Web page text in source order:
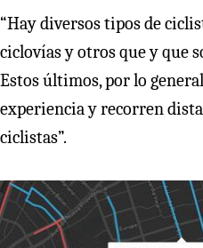
“Hay diversos tipos de
ciclovías y otros que y que
Estos últimos, por lo
experiencia y recorren
ciclistas”.